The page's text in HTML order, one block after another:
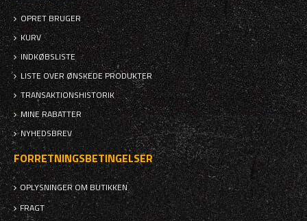
OPRET BRUGER
KURV
INDKØBSLISTE
LISTE OVER ØNSKEDE PRODUKTER
TRANSAKTIONSHISTORIK
MINE RABATTER
NYHEDSBREV
FORRETNINGSBETINGELSER
OPLYSNINGER OM BUTIKKEN
FRAGT